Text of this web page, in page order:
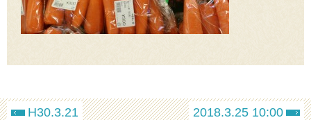
H30.3.21 2018.3.25 10:00